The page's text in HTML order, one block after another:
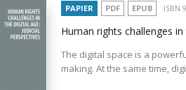
PAPIER PDF EPUB ISBN
Human rights challenges
The digital space is a
making. At the same time,